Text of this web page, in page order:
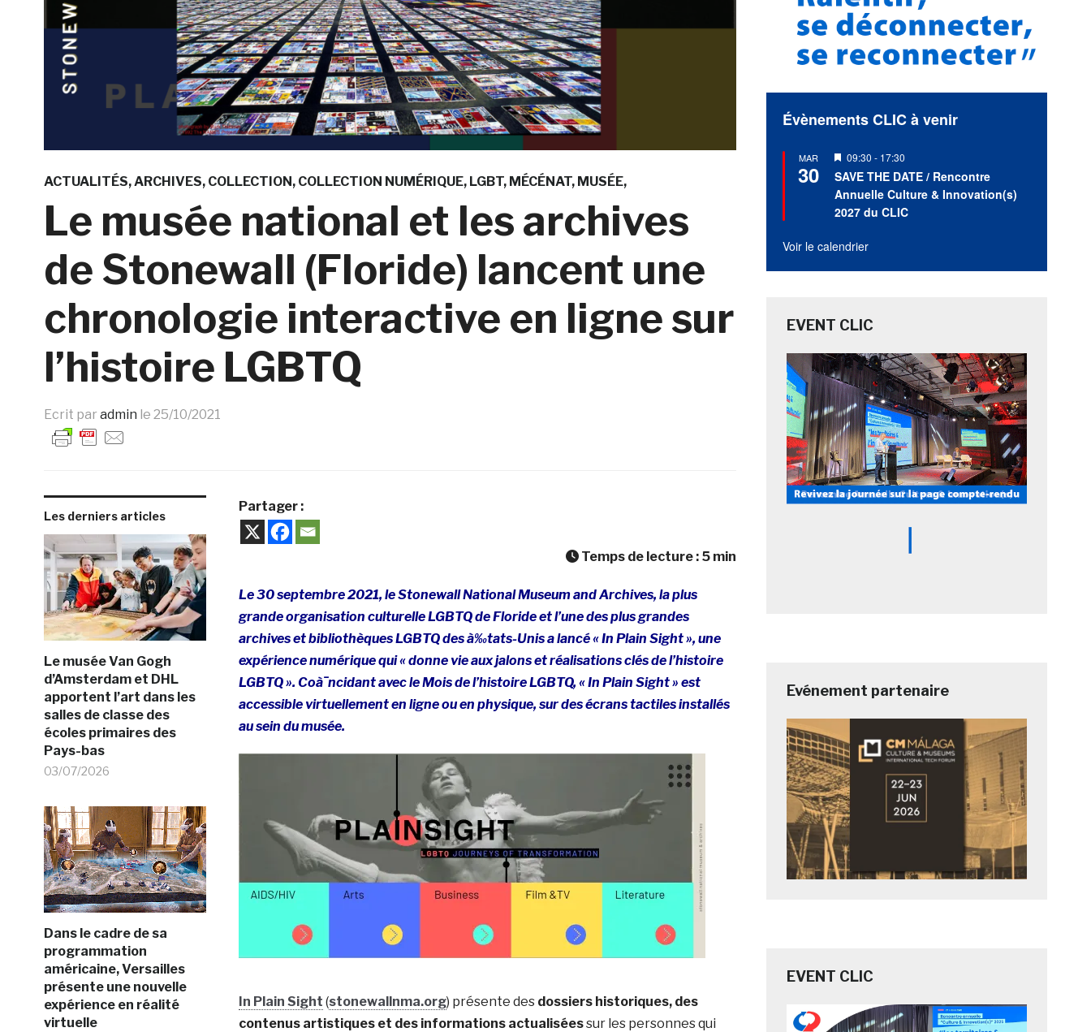
ACTUALITÉS ARCHIVES COLLECTION COLLECTION NUMÉRIQUE LGBT MÉCÉNAT MUSÉE
Le musée national et les archives
de Stonewall (Floride) lancent une
chronologie interactive en ligne sur
l’histoire LGBTQ
Ecrit par admin le 25/10/2021
Les derniers articles
Le musée Van Gogh
d’Amsterdam et DHL
apportent l’art dans les
salles de classe des
écoles primaires des
Pays-bas
03/07/2026
Dans le cadre de sa
programmation
américaine, Versailles
présente une nouvelle
expérience en réalité
virtuelle
Partager :
Temps de lecture : 5 min
Le 30 septembre 2021, le Stonewall National Museum and Archives, la plus
grande organisation culturelle LGBTQ de Floride et l’une des plus grandes
archives et bibliothèques LGBTQ des à‰tats-Unis a lancé « In Plain Sight », une
expérience numérique qui « donne vie aux jalons et réalisations clés de l’histoire
LGBTQ ». Coà¯ncidant avec le Mois de l’histoire LGBTQ, « In Plain Sight » est
accessible virtuellement en ligne ou en physique, sur des écrans tactiles installés
au sein du musée.
In Plain Sight (stonewallnma.org) présente des dossiers historiques, des
contenus artistiques et des informations actualiséessur les personnes qui
Évènements CLIC à venir
MAR
30
Mis
en
avant
09:30 - 17:30
SAVE THE DATE / Rencontre
Annuelle Culture & Innovation(s)
2027 du CLIC
Voir le calendrier
EVENT CLIC
Evénement partenaire
EVENT CLIC